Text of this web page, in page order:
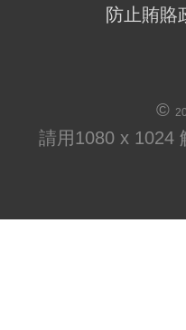
防止賄賂
©
請用1080 x 1024